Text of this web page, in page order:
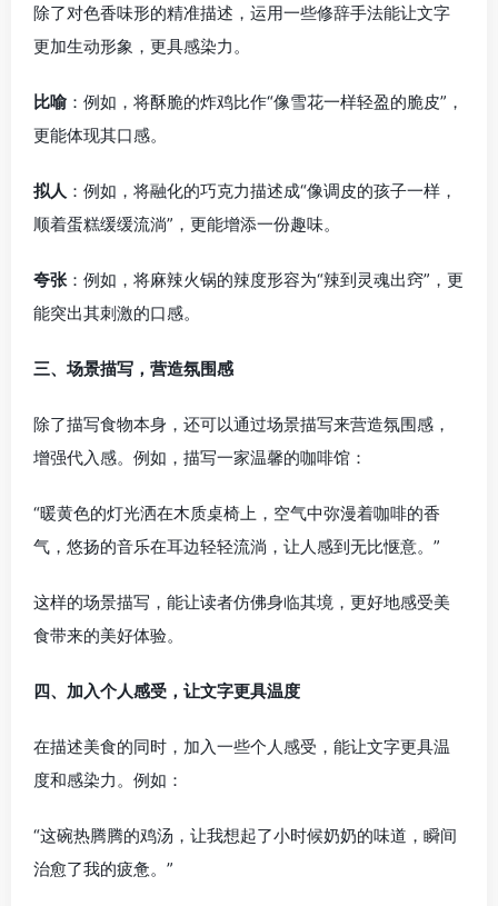
除了对色香味形的精准描述，运用一些修辞手法能让文字
更加生动形象，更具感染力。
比喻 ：例如，将酥脆的炸鸡比作“像雪花一样轻盈的脆皮”，
更能体现其口感。
拟人 ：例如，将融化的巧克力描述成“像调皮的孩子一样，
顺着蛋糕缓缓流淌”，更能增添一份趣味。
夸张 ：例如，将麻辣火锅的辣度形容为“辣到灵魂出窍”，更
能突出其刺激的口感。
三、场景描写，营造氛围感
除了描写食物本身，还可以通过场景描写来营造氛围感，
增强代入感。例如，描写一家温馨的咖啡馆：
“暖黄色的灯光洒在木质桌椅上，空气中弥漫着咖啡的香
气，悠扬的音乐在耳边轻轻流淌，让人感到无比惬意。”
这样的场景描写，能让读者仿佛身临其境，更好地感受美
食带来的美好体验。
四、加入个人感受，让文字更具温度
在描述美食的同时，加入一些个人感受，能让文字更具温
度和感染力。例如：
“这碗热腾腾的鸡汤，让我想起了小时候奶奶的味道，瞬间
治愈了我的疲惫。”